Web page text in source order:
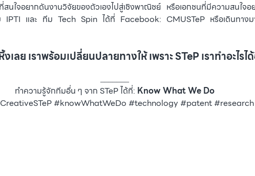
นใจอยากดันงานวิจัยของตัวเองไปสู่เชิงพาณิชย์ หรือเอกชนที่มีความสนใ
IPTI และ ทีม Tech Spin ได้ที่ Facebook: CMUSTeP หรือเดินทางม
เลย เราพร้อมเปลี่ยนปลายทางให้ เพราะ STeP เราทำอะไรไ
ทำความรู้จักทีมอื่น ๆ จาก STeP ได้ที่: Know What We Do
#knowWhatWeDo #technology #patent